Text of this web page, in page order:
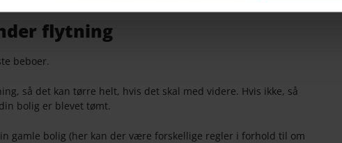
flytning
beboer.
så det kan tørre helt, hvis det skal med videre. Hvis ikke, så
bolig er blevet tømt.
gamle bolig (her kan der være forskellige regler i forhold til om